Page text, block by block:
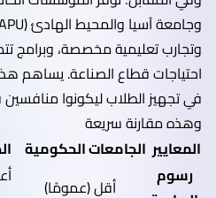
وتجارب تعليمية مخصصة،
احتياجات قطاع الصناعة. يساهم
في تجهيز الطلاب ليكونوا
وهذه مقارنة سريعة
المعايير الجامعات الحكومية
رسوم
أقل (عمومًا)